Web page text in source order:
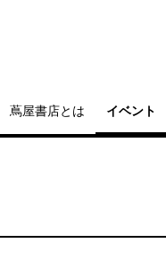
蔦屋書店とは イベント